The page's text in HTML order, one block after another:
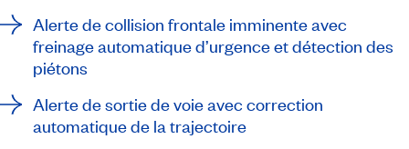
Alerte de collision frontale imminente avec
freinage automatique d’urgence et détection des
piétons
Alerte de sortie de voie avec correction
automatique de la trajectoire